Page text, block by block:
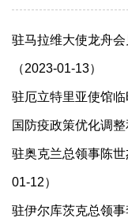
驻马拉维大使龙舟
（2023-01-13）
驻厄立特里亚使馆
国防疫政策优化调
驻奥克兰总领事陈
01-12）
驻伊尔库茨克总领